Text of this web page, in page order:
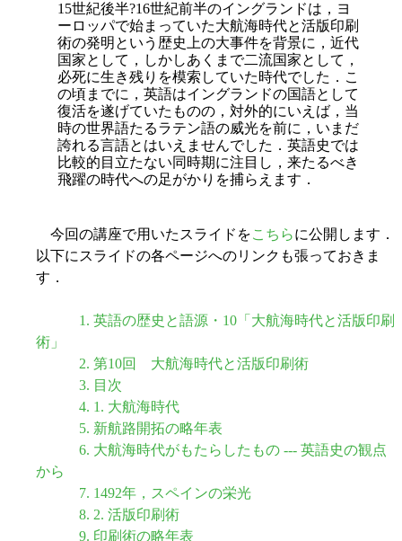
15世紀後半?16世紀前半のイングランドは，ヨ
ーロッパで始まっていた大航海時代と活版印刷
術の発明という歴史上の大事件を背景に，近代
国家として，しかしあくまで二流国家として，
必死に生き残りを模索していた時代でした．こ
の頃までに，英語はイングランドの国語として
復活を遂げていたものの，対外的にいえば，当
時の世界語たるラテン語の威光を前に，いまだ
誇れる言語とはいえませんでした．英語史では
比較的目立たない同時期に注目し，来たるべき
飛躍の時代への足がかりを捕らえます．
今回の講座で用いたスライドをこちらに公開します．
以下にスライドの各ページへのリンクも張っておきま
す．
1. 英語の歴史と語源・10「大航海時代と活版印刷
術」
2. 第10回 大航海時代と活版印刷術
3. 目次
4. 1. 大航海時代
5. 新航路開拓の略年表
6. 大航海時代がもたらしたもの --- 英語史の観点
から
7. 1492年，スペインの栄光
8. 2. 活版印刷術
9. 印刷術の略年表